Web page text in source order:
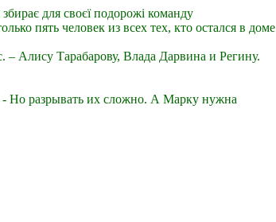
для своєї подорожі команду
пять человек из всех тех, кто остался в доме
– Алису Тарабарову, Влада Дарвина и Регину.
Но разрывать их сложно. А Марку нужна